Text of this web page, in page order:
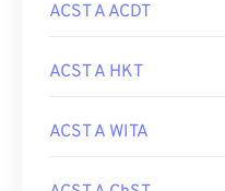
ACST A ACDT
ACST A HKT
ACST A WITA